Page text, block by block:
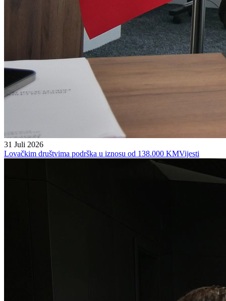
31 Juli 2026
Lovačkim društvima podrška u iznosu od 138.000 KMVijesti